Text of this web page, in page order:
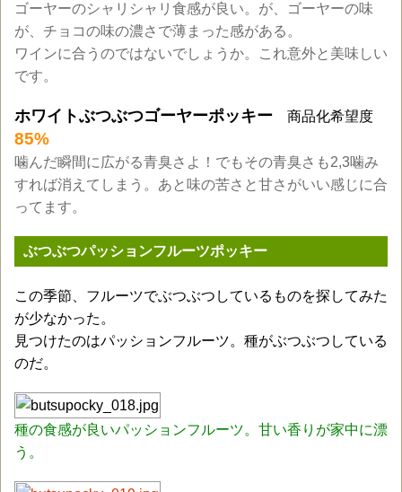
ゴーヤーのシャリシャリ食感が良い。が、ゴーヤーの味
が、チョコの味の濃さで薄まった感がある。
ワインに合うのではないでしょうか。これ意外と美味しい
です。
ホワイトぶつぶつゴーヤーポッキー 商品化希望度
85%
噛んだ瞬間に広がる青臭さよ！でもその青臭さも2,3噛み
すれば消えてしまう。あと味の苦さと甘さがいい感じに合
ってます。
ぶつぶつパッションフルーツポッキー
この季節、フルーツでぶつぶつしているものを探してみた
が少なかった。
見つけたのはパッションフルーツ。種がぶつぶつしている
のだ。
種の食感が良いパッションフルーツ。甘い香りが家中に漂
う。